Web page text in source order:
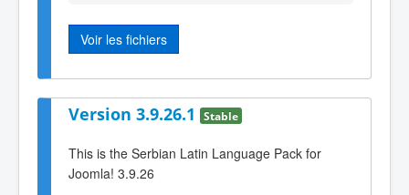
Voir les fichiers
Version 3.9.26.1 Stable
This is the Serbian Latin Language Pack for
Joomla! 3.9.26